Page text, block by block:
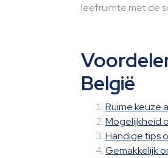
leefruimte met de
België
Ruime keuze
Mogelijkheid
Handige tips
Gemakkelijk